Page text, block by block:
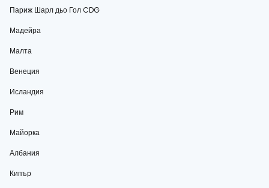
Париж Шарл дьо Гол CDG
Мадейра
Малта
Венеция
Исландия
Рим
Майорка
Албания
Кипър